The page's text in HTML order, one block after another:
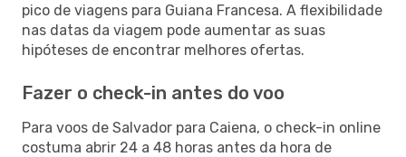
pico de viagens para Guiana Francesa. A flexibilidade
nas datas da viagem pode aumentar as suas
hipóteses de encontrar melhores ofertas.
Fazer o check-in antes do voo
Para voos de Salvador para Caiena, o check-in online
costuma abrir 24 a 48 horas antes da hora de